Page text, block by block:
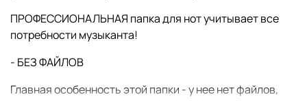
ПРОФЕССИОНАЛЬНАЯ папка для нот учитывает все
потребности музыканта!
- БЕЗ ФАЙЛОВ
Главная особенность этой папки - у нее нет файлов,